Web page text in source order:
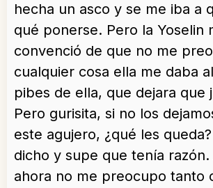
hecha un asco y se me iba a
qué ponerse. Pero la Yoselin
convenció de que no me
cualquier cosa ella me daba
pibes de ella, que dejara
Pero gurisita, si no los
este agujero, ¿qué les
dicho y supe que tenía razón.
ahora no me preocupo tanto